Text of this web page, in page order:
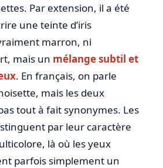
Par extension, il a été
une teinte d’iris
marron, ni
mais un mélange subtil et
. En français, on parle
mais les deux
tout à fait synonymes. Les
par leur caractère
là où les yeux
parfois simplement un